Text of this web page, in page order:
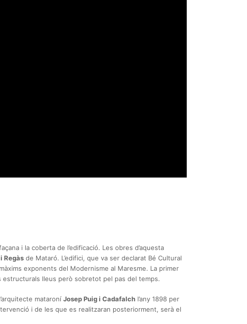
i la coberta de l’edificació. Les obres d’aquesta
Regàs de Mataró. L’edifici, que va ser declarat Bé Cultural
exponents del Modernisme al Maresme. La primer
estructurals lleus però sobretot pel pas del temps.
mataroní Josep Puig i Cadafalch l’any 1898 per
i de les que es realitzaran posteriorment, serà el